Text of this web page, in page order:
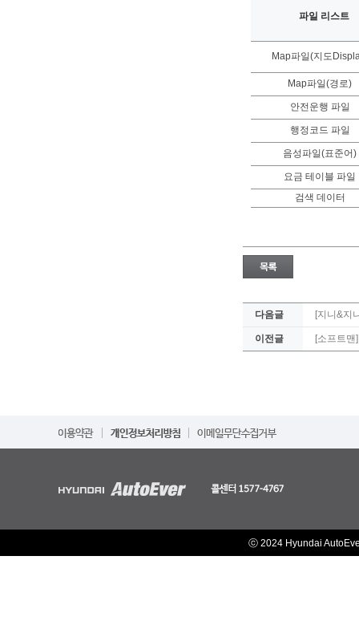
파일 리스트
Map파일(지도
Map파일(경로)
안전운행 파일
행정코드 파일
음성파일(표준어)
요금 테이블 파일
검색 데이터
다음글 [지니&지
이전글 [소프트
ⓒ 2024 Hyundai